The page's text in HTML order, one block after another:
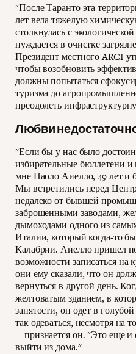
"После Таранто эта
лет вела тяжелую
столкнулась с
нуждается в очистке
Президент местного ARCI
чтобы возобновить
должны попытаться
туризма до
преодолеть
Любви
"Если бы у нас было
избирательные бюллетени
мне Паоло Аиелло, 49 лет и
Мы встретились перед
недалеко от бывшей
заброшенными заводами,
дымоходами одного из
Италии, который когда-то
Калабрии. Аиелло пришел
возможности записаться
они ему сказали, что он
вернуться в другой день.
желтоватым зданием, в
занятости, он одет в
так одеваться, несмотря на
—признается он. "Это еще и
выйти из дома."